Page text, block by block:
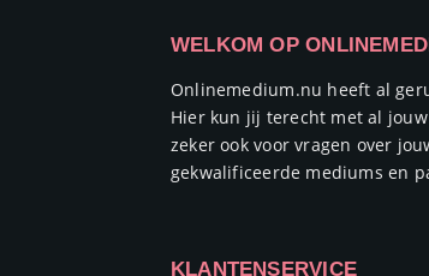
WELKOM OP
Onlinemedium.nu heeft al
Hier kun jij terecht met al
zeker ook voor vragen over
gekwalificeerde mediums en
KLANTENSERVICE